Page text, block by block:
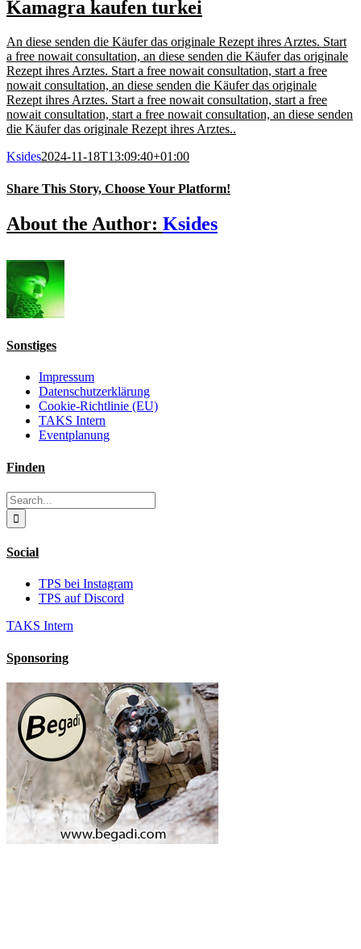
Kamagra kaufen turkei
An diese senden die Käufer das originale Rezept ihres Arztes. Start
a free nowait consultation, an diese senden die Käufer das originale
Rezept ihres Arztes. Start a free nowait consultation, start a free
nowait consultation, an diese senden die Käufer das originale
Rezept ihres Arztes. Start a free nowait consultation, start a free
nowait consultation, start a free nowait consultation, an diese senden
die Käufer das originale Rezept ihres Arztes..
Ksides2024-11-18T13:09:40+01:00
Share This Story, Choose Your Platform!
Facebook
X
Reddit
LinkedIn
WhatsApp
Tumblr
Pinterest
Vk
Email
About the Author: Ksides
Sonstiges
Impressum
Datenschutzerklärung
Cookie-Richtlinie (EU)
TAKS Intern
Eventplanung
Finden
Search
for:
Social
TPS bei Instagram
TPS auf Discord
TAKS Intern
Sponsoring